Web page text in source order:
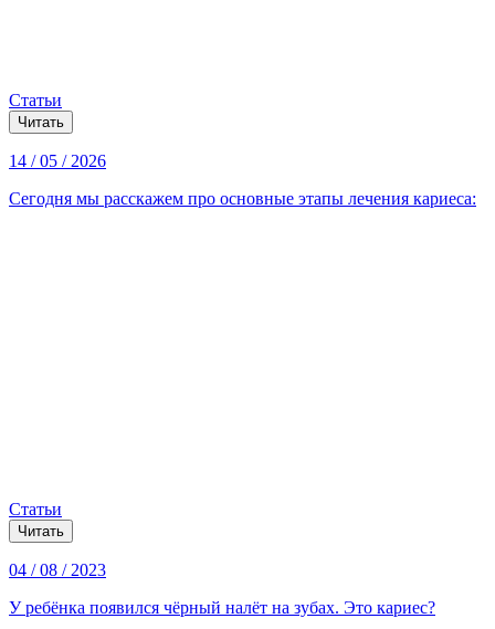
Статьи
Читать
14 / 05 / 2026
Сегодня мы расскажем про основные этапы лечения кариеса:
Статьи
Читать
04 / 08 / 2023
У ребёнка появился чёрный налёт на зубах. Это кариес?